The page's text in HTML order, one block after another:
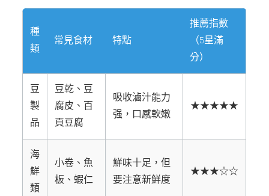
種
類
常見食材 特點
推薦指數
（5星滿
分）
豆
製
品
豆乾、豆
腐皮、百
頁豆腐
吸收滷汁能力
强，口感軟嫩
★★★★★
海
鮮
類
小卷、魚
板、蝦仁
鮮味十足，但
要注意新鮮度
★★★☆☆